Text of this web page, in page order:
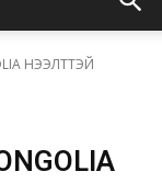
НЭЭЛТТЭЙ